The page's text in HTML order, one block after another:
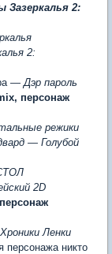
Зазеркалья 2:
2:
—Дэр пароль
персонаж
режики
— Голубой
2D
Ленки
персонажа никто